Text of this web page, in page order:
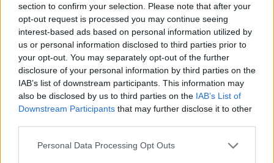
section to confirm your selection. Please note that after your
opt-out request is processed you may continue seeing
interest-based ads based on personal information utilized by
us or personal information disclosed to third parties prior to
your opt-out. You may separately opt-out of the further
disclosure of your personal information by third parties on the
IAB’s list of downstream participants. This information may
also be disclosed by us to third parties on the IAB’s List of
Downstream Participants that may further disclose it to other
Personal Data Processing Opt Outs
Pociągiem z Polski do Włoch?!
Nowość od PKP Intercity! |
kierunek:PODRÓŻE
Nie przegap żadnej ważnej wiadomości i